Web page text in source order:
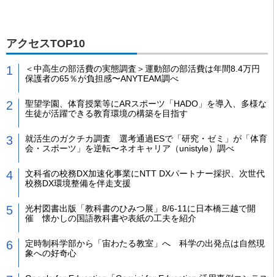
アクセスTOP10
＜中高生の部活費の実態調査＞運動部の部活費は年間8.4万円
保護者の65％が負担感〜ANYTEAM調べ
聖望学園、体育授業等にARスポーツ「HADO」を導入、多様な
生徒が活躍できる教育環境の構築を目指す
就活生のガクチカ調査 選考通過ESで「研究・ゼミ」が「体育
会・スポーツ」を逆転〜ネオキャリア（unistyle）調べ
文科省の校務DX加速化事業にNTT DXパートナー採択、次世代
校務DX環境整備を伴走支援
光村図書出版「教科書のひみつ展」8/6-11に日本橋三越で開
催 懐かしの国語教科書や表紙の工夫を紹介
定時制科学部から「宙わたる教室」へ 科学の出発点は自然現
象への好奇心